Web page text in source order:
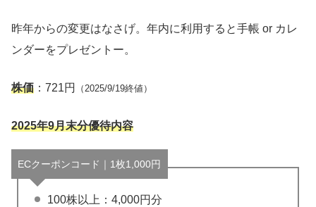
昨年からの変更はなさげ。年内に利用すると手帳 or カレ
ンダーをプレゼントー。
株価 ：721円 （2025/9/19終値）
2025年9月末分優待内容
ECクーポンコード｜1枚1,000円
100株以上：4,000円分